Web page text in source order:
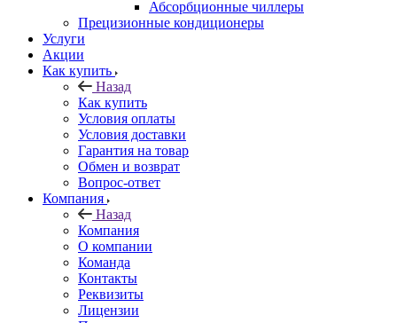
Абсорбционные чиллеры
Прецизионные кондиционеры
Услуги
Акции
Как купить
Назад
Как купить
Условия оплаты
Условия доставки
Гарантия на товар
Обмен и возврат
Вопрос-ответ
Компания
Назад
Компания
О компании
Команда
Контакты
Реквизиты
Лицензии